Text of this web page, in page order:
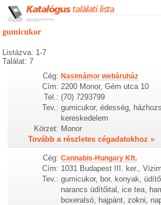
gumicukor
Listázva: 1-7
Találat: 7
Cég: Nasimámor webáruház
Cím: 2200 Monor, Gém utca 10
Tel.: (70) 7293799
Tev.: gumicukor, édesség,
kereskedelem
Körzet: Monor
Tovább a részletes cégadatokhoz »
Cég: Cannabis-Hungary Kft.
Cím: 1031 Budapest III. ker.,
Tev.: gumicukor, bor, konyak,
narancs üdítőital, ice tea,
boxeralsó, hajpánt, zokni,